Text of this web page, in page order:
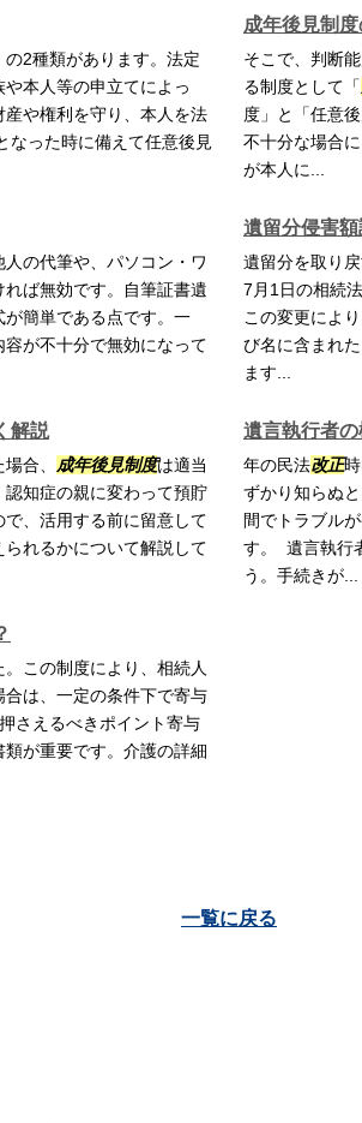
2種類があります。法定
本人等の申立てによっ
や権利を守り、本人を法
なった時に備えて任意後見
成年後見制
そこで、判断
る制度として「
度」と「任意
不十分な場合
が本人に...
の代筆や、パソコン・ワ
ば無効です。自筆証書遺
簡単である点です。一
が不十分で無効になって
遺留分侵害額
遺留分を取り
7月1日の相続法
この変更によ
び名に含まれ
ます...
解説
合、 成年後見制度は適当
知症の親に変わって預貯
、活用する前に留意して
れるかについて解説して
遺言執行者
年の民法改正
ずかり知らぬ
間でトラブル
す。 遺言執行
う。手続きが...
この制度により、相続人
は、一定の条件下で寄与
さえるべきポイント寄与
が重要です。介護の詳細
一覧に戻る